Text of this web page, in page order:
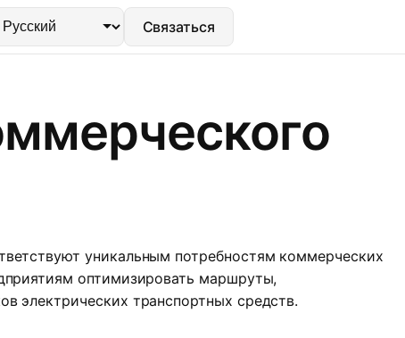
Связаться
уникальным потребностям коммерческих
оптимизировать маршруты,
электрических транспортных средств.